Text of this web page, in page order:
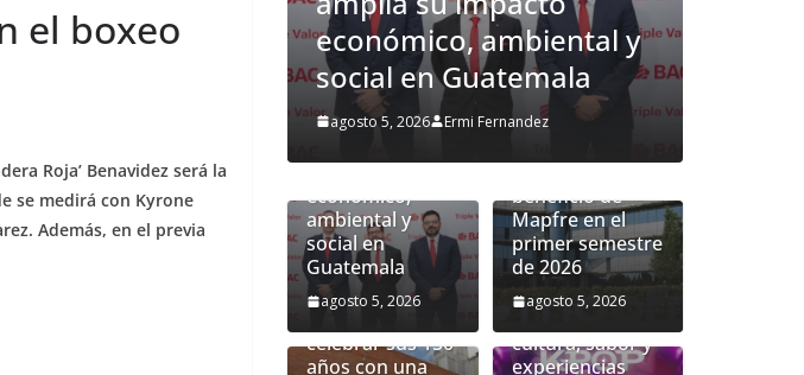
el boxeo
Roja’ Benavidez será la
se medirá con Kyrone
Además, en el previa
económico, ambiental y
social en Guatemala
Ermi Fernandez
el primer
2026
agosto 5, 2026
BAC presenta
sus resultados
económico,
ambiental y
social en
Guatemala
agosto 5, 2026
Latinoamérica
aporta 218
beneficio de
Mapfre en el
primer semestre
de 2026
agosto 5, 2026
Henkel se
prepara para
celebrar sus 150
años con una
Agosto en Plaza
Magdalena:
cultura, sabor y
experiencias